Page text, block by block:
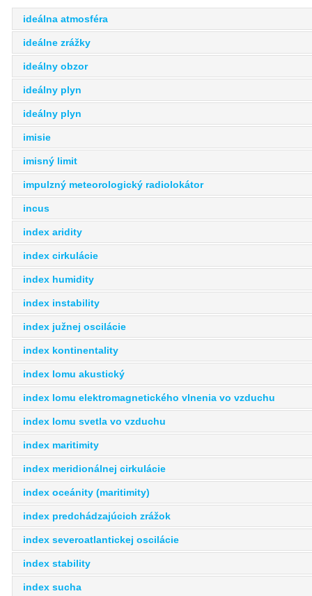
ideálna atmosféra
ideálne zrážky
ideálny obzor
ideálny plyn
ideálny plyn
imisie
imisný limit
impulzný meteorologický radiolokátor
incus
index aridity
index cirkulácie
index humidity
index instability
index južnej oscilácie
index kontinentality
index lomu akustický
index lomu elektromagnetického vlnenia vo vzduchu
index lomu svetla vo vzduchu
index maritimity
index meridionálnej cirkulácie
index oceánity (maritimity)
index predchádzajúcich zrážok
index severoatlantickej oscilácie
index stability
index sucha